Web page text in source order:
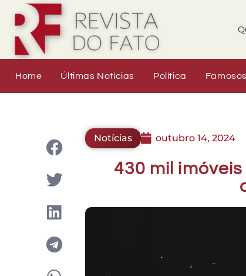
Home Últimas Notícias Política Famosos
Notícias outubro 14, 2024
430 mil